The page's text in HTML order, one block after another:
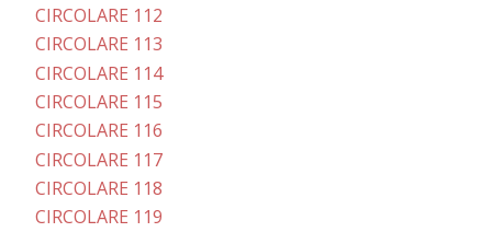
CIRCOLARE 112
CIRCOLARE 113
CIRCOLARE 114
CIRCOLARE 115
CIRCOLARE 116
CIRCOLARE 117
CIRCOLARE 118
CIRCOLARE 119